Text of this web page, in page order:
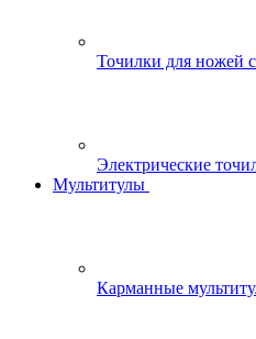
Точилки для ножей
Электрические
Мультитулы
Карманные